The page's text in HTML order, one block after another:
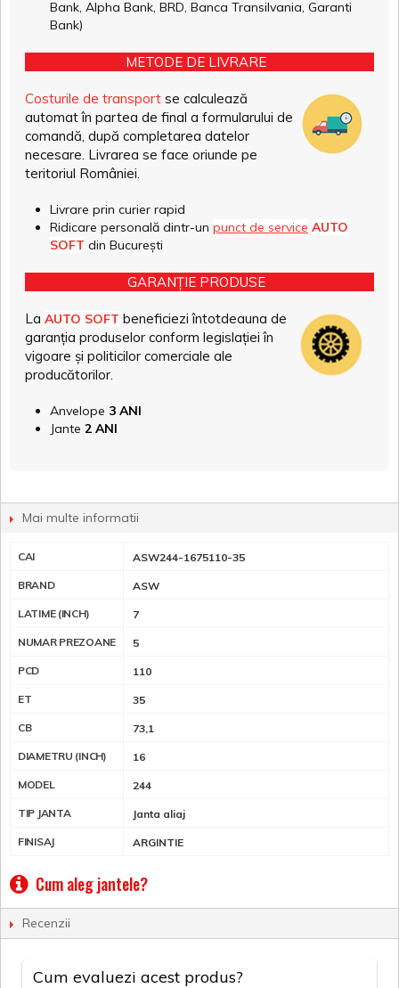
Bank, Alpha Bank, BRD, Banca Transilvania, Garanti
Bank)
METODE DE LIVRARE
Costurile de transport se calculează
automat în partea de final a formularului de
comandă, după completarea datelor
necesare. Livrarea se face oriunde pe
teritoriul României.
Livrare prin curier rapid
Ridicare personală dintr-un punct de service AUTO
SOFT din București
GARANȚIE PRODUSE
La AUTO SOFT beneficiezi întotdeauna de
garanția produselor conform legislației în
vigoare și politicilor comerciale ale
producătorilor.
Anvelope 3 ANI
Jante 2 ANI
Mai multe informatii
CAI ASW244-1675110-35
BRAND ASW
LATIME (INCH) 7
NUMAR PREZOANE 5
PCD 110
ET 35
CB 73,1
DIAMETRU (INCH) 16
MODEL 244
TIP JANTA Janta aliaj
FINISAJ ARGINTIE
Cum aleg jantele?
Recenzii
Cum evaluezi acest produs?